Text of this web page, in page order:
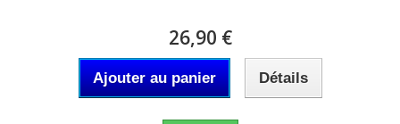
26,90 €
Ajouter au panier Détails